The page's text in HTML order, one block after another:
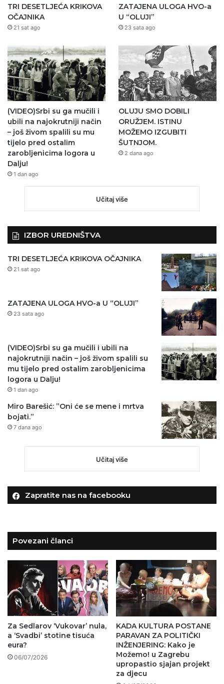
TRI DESETLJEĆA KRIKOVA
OČAJNIKA
21 sat ago
ZATAJENA ULOGA HVO-a
U “OLUJI”
23 sata ago
(VIDEO)Srbi su ga mučili i
ubili na najokrutniji način
– još živom spalili su mu
tijelo pred ostalim
zarobljenicima logora u
Dalju!
1 dan ago
OLUJU SMO DOBILI
ORUŽJEM. ISTINU
MOŽEMO IZGUBITI
ŠUTNJOM.
2 dana ago
Učitaj više
IZBOR UREDNIŠTVA
TRI DESETLJEĆA KRIKOVA OČAJNIKA
21 sat ago
ZATAJENA ULOGA HVO-a U “OLUJI”
23 sata ago
(VIDEO)Srbi su ga mučili i ubili na
najokrutniji način – još živom spalili su
mu tijelo pred ostalim zarobljenicima
logora u Dalju!
1 dan ago
Miro Barešić: ”Oni će se mene i mrtva
bojati.”
7 dana ago
Učitaj više
Zapratite nas na facebooku
Povezani članci
Za Sedlarov ‘Vukovar’ nula,
a ‘Svadbi’ stotine tisuća
eura?
06/07/2026
KADA KULTURA POSTANE
PARAVAN ZA POLITIČKI
INŽENJERING: Kako je
Možemo! u Zagrebu
upropastio sjajan projekt
za djecu